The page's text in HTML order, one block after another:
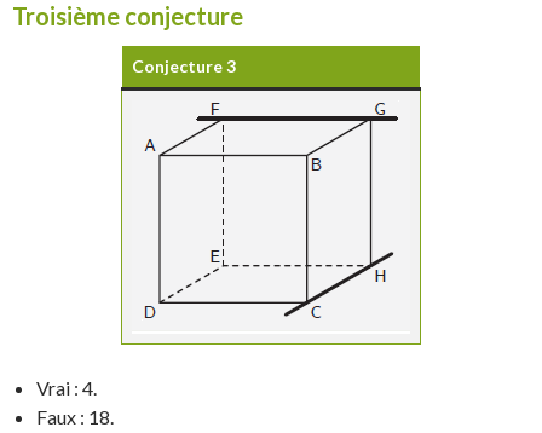
Troisième conjecture
Conjecture 3
Vrai : 4.
Faux : 18.